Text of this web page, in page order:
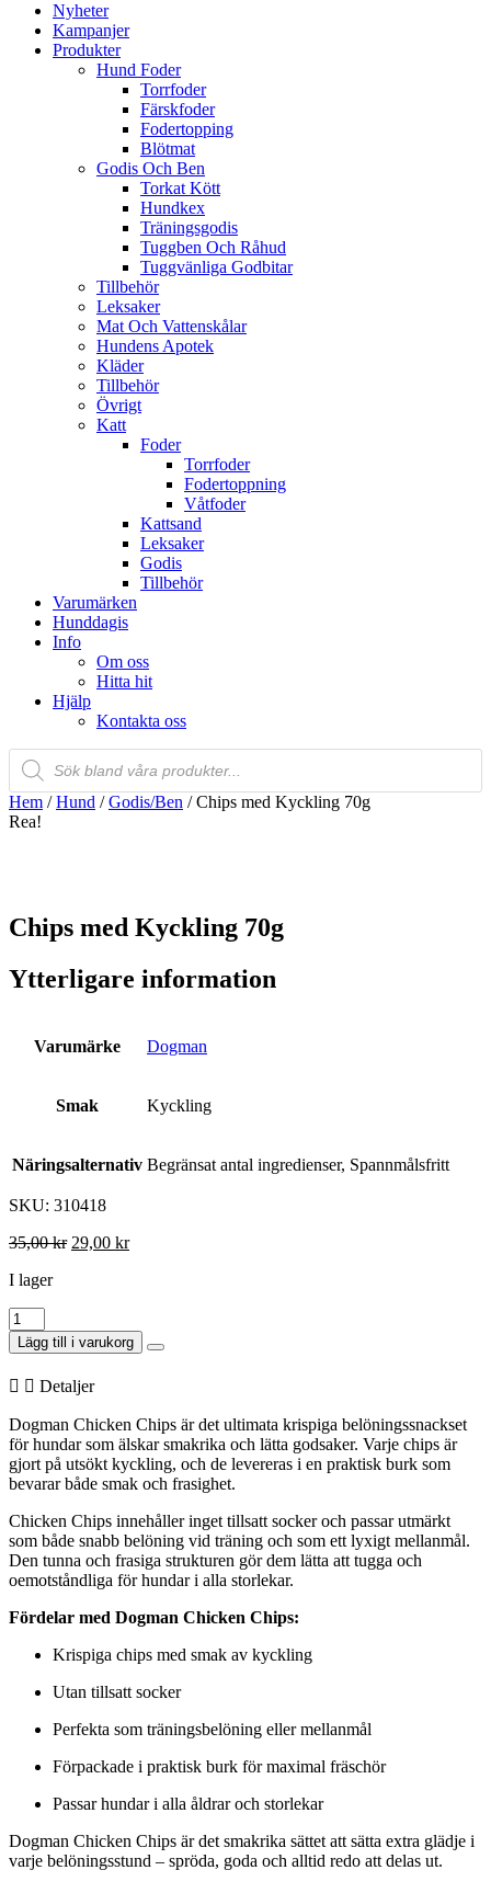
Nyheter
Kampanjer
Produkter
Hund Foder
Torrfoder
Färskfoder
Fodertopping
Blötmat
Godis Och Ben
Torkat Kött
Hundkex
Träningsgodis
Tuggben Och Råhud
Tuggvänliga Godbitar
Tillbehör
Leksaker
Mat Och Vattenskålar
Hundens Apotek
Kläder
Tillbehör
Övrigt
Katt
Foder
Torrfoder
Fodertoppning
Våtfoder
Kattsand
Leksaker
Godis
Tillbehör
Varumärken
Hunddagis
Info
Om oss
Hitta hit
Hjälp
Kontakta oss
Products
search
Hem /Hund /Godis/Ben / Chips med Kyckling 70g
Rea!
Chips med Kyckling 70g
Ytterligare information
Varumärke Dogman
Smak Kyckling
Näringsalternativ Begränsat antal ingredienser, Spannmålsfritt
SKU: 310418
35,00kr Det
29,00 krDet
I lager
Chips
med
Kyckling
70g
mängd
Lägg till i varukorg
Detaljer
Dogman Chicken Chips är det ultimata krispiga belöningssnackset
för hundar som älskar smakrika och lätta godsaker. Varje chips är
gjort på utsökt kyckling, och de levereras i en praktisk burk som
bevarar både smak och frasighet.
Chicken Chips innehåller inget tillsatt socker och passar utmärkt
som både snabb belöning vid träning och som ett lyxigt mellanmål.
Den tunna och frasiga strukturen gör dem lätta att tugga och
oemotståndliga för hundar i alla storlekar.
Fördelar med Dogman Chicken Chips:
Krispiga chips med smak av kyckling
Utan tillsatt socker
Perfekta som träningsbelöning eller mellanmål
Förpackade i praktisk burk för maximal fräschör
Passar hundar i alla åldrar och storlekar
Dogman Chicken Chips är det smakrika sättet att sätta extra glädje i
varje belöningsstund – spröda, goda och alltid redo att delas ut.